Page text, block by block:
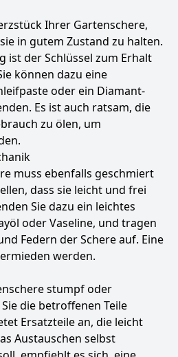
Ihrer Gartenschere,
in gutem Zustand zu halten.
ist der Schlüssel zum Erhalt
können dazu eine
oder ein Diamant-
Es ist auch ratsam, die
zu ölen, um
muss ebenfalls geschmiert
dass sie leicht und frei
Sie dazu ein leichtes
oder Vaseline, und tragen
Federn der Schere auf. Eine
werden.
stumpf oder
die betroffenen Teile
Ersatzteile an, die leicht
Austauschen selbst